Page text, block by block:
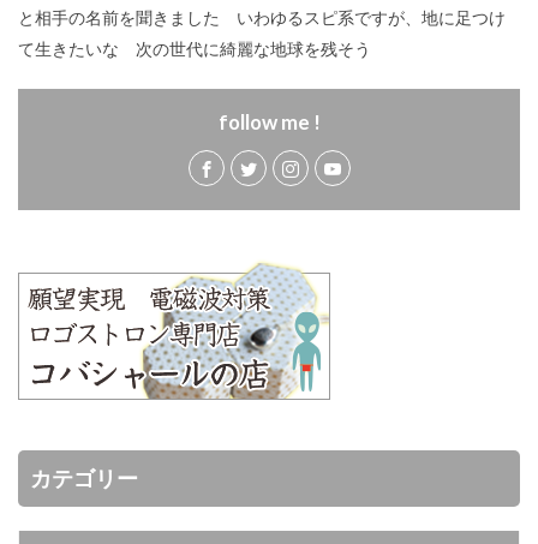
と相手の名前を聞きました いわゆるスピ系ですが、地に足つけ
て生きたいな 次の世代に綺麗な地球を残そう
follow me !
カテゴリー